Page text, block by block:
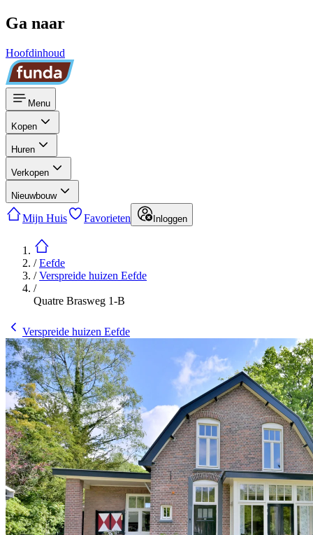
Ga naar
Hoofdinhoud
Menu
Kopen
Huren
Verkopen
Nieuwbouw
Mijn Huis Favorieten Inloggen
/Eefde
/Verspreide huizen Eefde
/
Quatre Brasweg 1-B
Verspreide huizen Eefde